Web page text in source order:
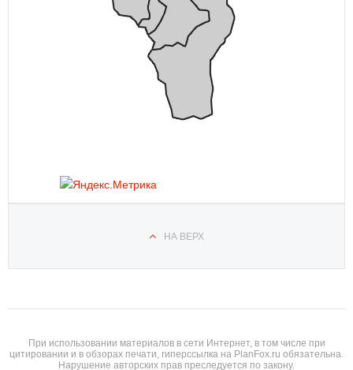
НА ВЕРХ
При использовании материалов в сети Интернет, в том числе при
цитировании и в обзорах печати, гиперссылка на PlanFox.ru обязательна.
Нарушение авторских прав преследуется по закону.